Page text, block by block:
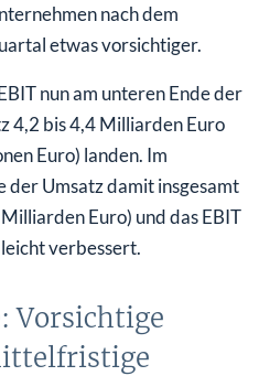
nach dem
etwas vorsichtiger.
nun am unteren Ende der
4,2 bis 4,4 Milliarden Euro
Euro) landen. Im
der Umsatz damit insgesamt
Euro) und das EBIT
verbessert.
Vorsichtige